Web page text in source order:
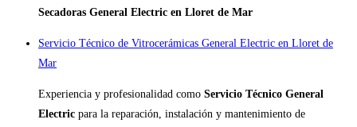
Secadoras General Electric en Lloret de Mar
Servicio Técnico de Vitrocerámicas General Electric en Lloret de
Mar
Experiencia y profesionalidad como Servicio Técnico General
Electric para la reparación, instalación y mantenimiento de